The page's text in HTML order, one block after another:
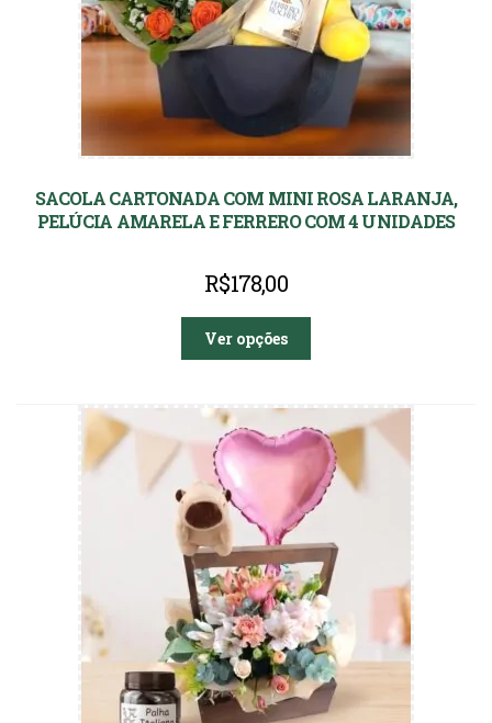
SACOLA CARTONADA COM MINI ROSA LARANJA,
PELÚCIA AMARELA E FERRERO COM 4 UNIDADES
R$178,00
Ver opções